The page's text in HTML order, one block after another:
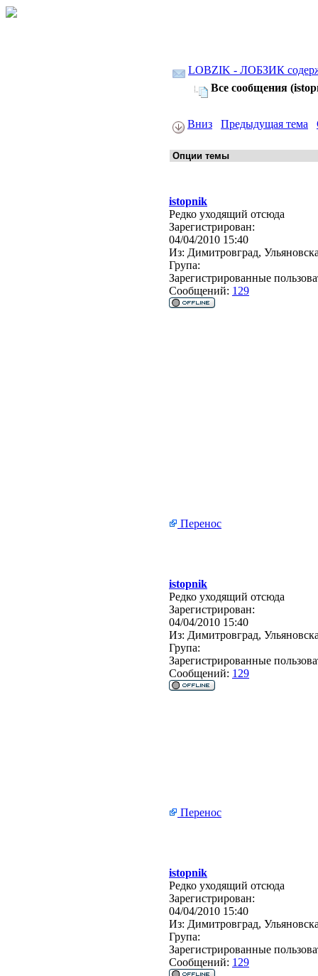
LOBZIK - ЛОБЗИК
Все сообщения
Вниз Предыдущая тема
istopnik
Редко уходящий отсюда
Зарегистрирован:
04/04/2010 15:40
Из: Димитровград,
Група:
Зарегистрированные
Сообщений: 129
Перенос
istopnik
Редко уходящий отсюда
Зарегистрирован:
04/04/2010 15:40
Из: Димитровград,
Група:
Зарегистрированные
Сообщений: 129
Перенос
istopnik
Редко уходящий отсюда
Зарегистрирован:
04/04/2010 15:40
Из: Димитровград,
Група:
Зарегистрированные
Сообщений: 129